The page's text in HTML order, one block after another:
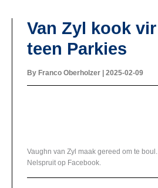
Van Zyl kook
teen Parkies
By Franco Oberholzer 2025-02-09
Vaughn van Zyl maak gereed om te boul.
Nelspruit op Facebook.